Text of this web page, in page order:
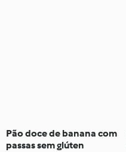
Pão doce de banana com
passas sem glúten